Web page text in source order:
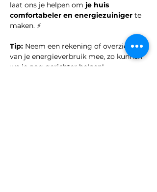
laat ons je helpen om je huis
comfortabeler en energiezuiniger te
maken. ⚡
Tip: Neem een rekening of overzicht
van je energieverbruik mee, zo kunnen
we je nog gerichter helpen!